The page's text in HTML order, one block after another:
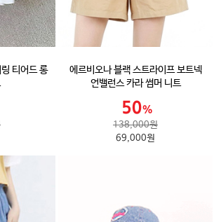
티어드 롱
에르비오나 블랙 스트라이프 보트넥
언밸런스 카라 썸머 니트
138,000원
69,000원